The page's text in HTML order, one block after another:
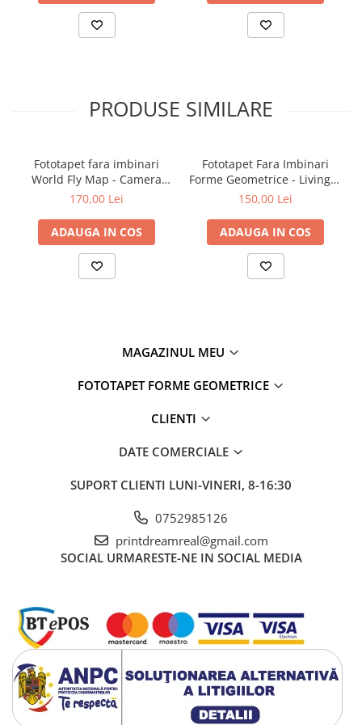
PRODUSE SIMILARE
Fototapet fara imbinari
World Fly Map - Camera
Copilului
170,00 Lei
ADAUGA IN COS
Fototapet Fara Imbinari
Forme Geometrice - Living &
Dormitor
150,00 Lei
ADAUGA IN COS
MAGAZINUL MEU
FOTOTAPET FORME GEOMETRICE
CLIENTI
DATE COMERCIALE
SUPORT CLIENTI LUNI-VINERI, 8-16:30
0752985126
printdreamreal@gmail.com
SOCIAL URMARESTE-NE IN SOCIAL MEDIA